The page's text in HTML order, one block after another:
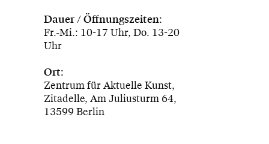
Dauer / Öffnungszeiten:
Fr.-Mi.: 10-17 Uhr, Do. 13-20
Uhr
Ort:
Zentrum für Aktuelle Kunst,
Zitadelle, Am Juliusturm 64,
13599 Berlin